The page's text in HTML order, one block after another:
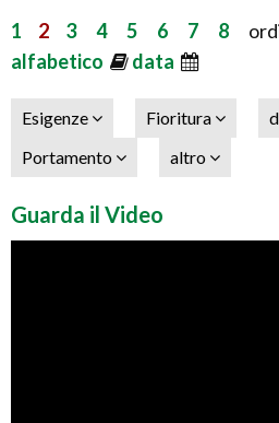
1 2 3 4 5 6 7 8
alfabetico
data
Esigenze Fioritura
Portamento
altro
Guarda il Video